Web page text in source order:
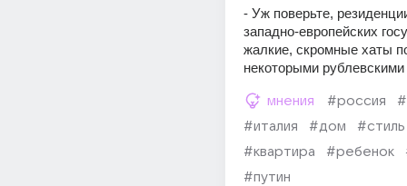
- Уж поверьте,
западно-европейских
жалкие, скромные хаты
некоторыми
мнения #россия
#италия
#дом
#стиль
#квартира
#ребенок
#путин